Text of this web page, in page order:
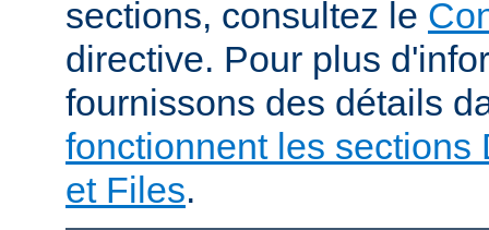
sections, consultez le
directive. Pour plus
fournissons des détails
fonctionnent les sections
et Files.